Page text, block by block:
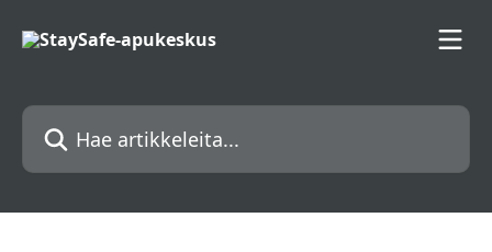
Hae artikkeleita...